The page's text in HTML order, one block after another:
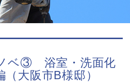
ベ③ 浴室・洗面化
大阪市B様邸）